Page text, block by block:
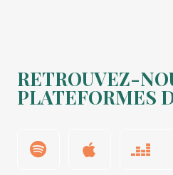
RETROUVEZ-
PLATEFORMES